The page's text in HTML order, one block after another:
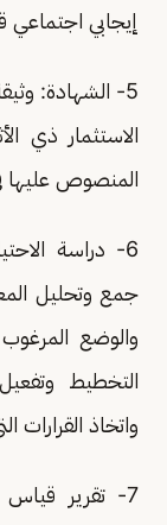
إيجابي اجتماعي
5- الشهادة:
الاستثمار ذي
المنصوص عليها
6- دراسة
جمع وتحليل
والوضع
التخطيط
واتخاذ القرارات
7- تقرير قياس